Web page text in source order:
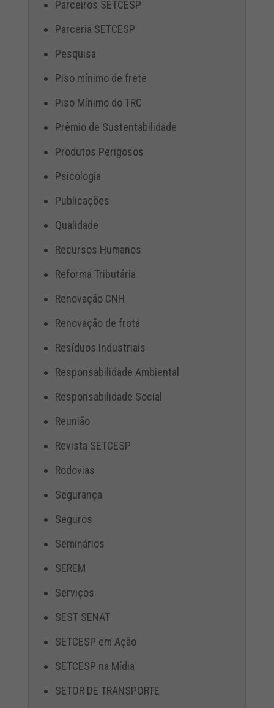
Parceiros SETCESP
Parceria SETCESP
Pesquisa
Piso mínimo de frete
Piso Mínimo do TRC
Prêmio de Sustentabilidade
Produtos Perigosos
Psicologia
Publicações
Qualidade
Recursos Humanos
Reforma Tributária
Renovação CNH
Renovação de frota
Resíduos Industriais
Responsabilidade Ambiental
Responsabilidade Social
Reunião
Revista SETCESP
Rodovias
Segurança
Seguros
Seminários
SEREM
Serviços
SEST SENAT
SETCESP em Ação
SETCESP na Mídia
SETOR DE TRANSPORTE